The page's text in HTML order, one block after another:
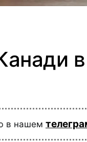
в нашем